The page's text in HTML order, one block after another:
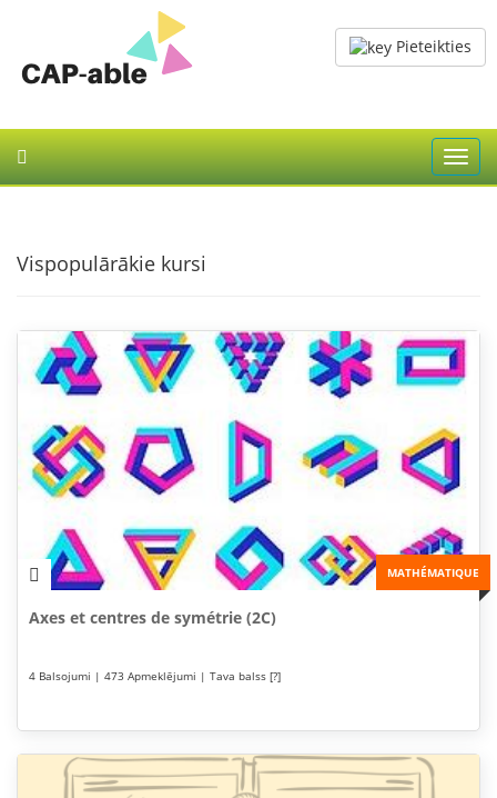
Pieteikties
Vispopulārākie kursi
MATHÉMATIQUE
Axes et centres de symétrie (2C)
4 Balsojumi | 473 Apmeklējumi | Tava balss [?]